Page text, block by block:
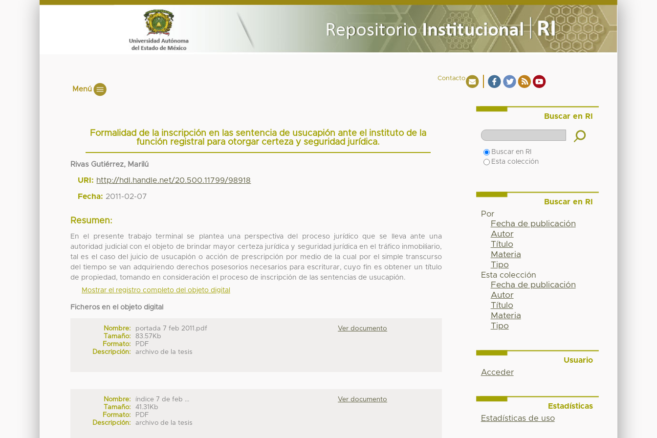
Contacto
Menú
Formalidad de la inscripción en las sentencia de usucapión ante el instituto de la
función registral para otorgar certeza y seguridad jurídica.
Rivas Gutiérrez, Marilú
URI: http://hdl.handle.net/20.500.11799/98918
Fecha: 2011-02-07
Resumen:
En el presente trabajo terminal se plantea una perspectiva del proceso jurídico que se lleva ante una
autoridad judicial con el objeto de brindar mayor certeza jurídica y seguridad jurídica en el tráfico inmobiliario,
tal es el caso del juicio de usucapión o acción de prescripción por medio de la cual por el simple transcurso
del tiempo se van adquiriendo derechos posesorios necesarios para escriturar, cuyo fin es obtener un título
de propiedad, tomando en consideración el proceso de inscripción de las sentencias de usucapión.
Mostrar el registro completo del objeto digital
Ficheros en el objeto digital
Nombre:
portada 7 feb 2011.pdf
Tamaño:
83.57Kb
Formato:
PDF
Descripción:
archivo de la tesis
Ver documento
Nombre:
índice 7 de feb ...
Tamaño:
41.31Kb
Formato:
PDF
Descripción:
archivo de la tesis
Ver documento
Buscar en RI
Buscar en RI
Esta colección
Buscar en RI
Por
Fecha de publicación
Autor
Título
Materia
Tipo
Esta colección
Fecha de publicación
Autor
Título
Materia
Tipo
Usuario
Acceder
Estadísticas
Estadísticas de uso